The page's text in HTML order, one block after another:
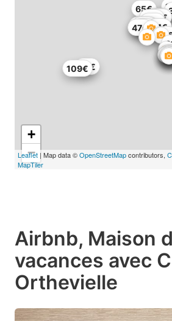
70€
65€
47€ 54€
75€
91€
146€
82€
70€
85€
94€
109€
+
−
Leaflet | Map data ©OpenStreetMapcontributors,
MapTiler
Airbnb, Maison
vacances avec
Orthevielle